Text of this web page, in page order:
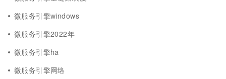
微服务引擎windows
微服务引擎2022年
微服务引擎ha
微服务引擎网络